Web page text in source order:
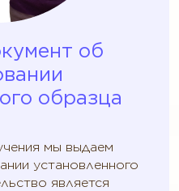
об
образца
мы выдаем
установленного
является